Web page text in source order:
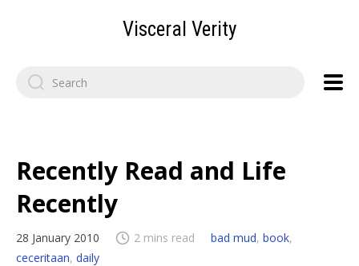
Visceral Verity
Search
for:
Recently Read and Life
Recently
28 January 2010 2 mins read bad mud, book,
ceceritaan, daily